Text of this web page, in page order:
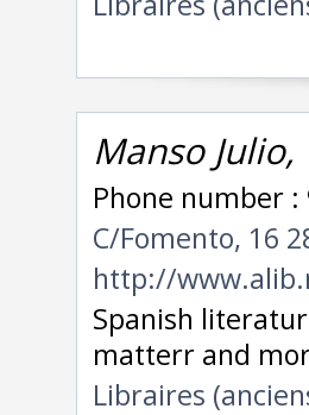
Manso Julio,
Phone number :
C/Fomento, 16
http://
Spanish
matterr and
Libraires